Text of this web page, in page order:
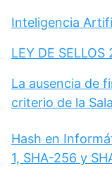
Inteligencia
LEY DE SELLOS
La ausencia de
criterio de la
Hash en
1, SHA-256 y